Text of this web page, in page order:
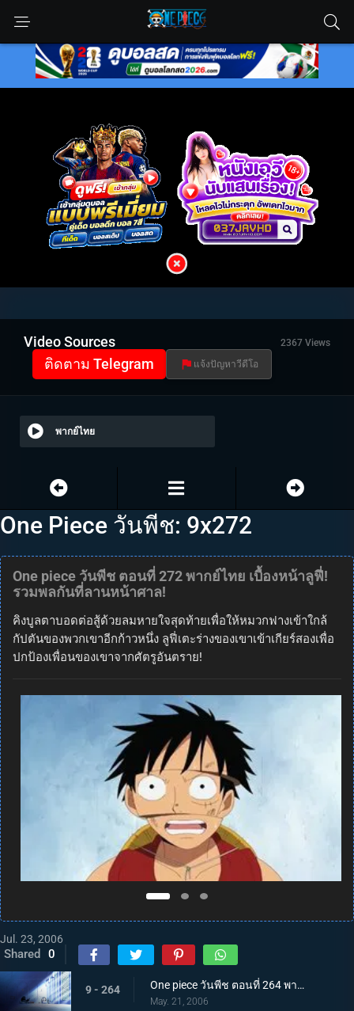
Video Sources 2367 Views
ติดตาม Telegram แจ้งปัญหาวีดีโอ
พากย์ไทย
One Piece วันพีช: 9x272
One piece วันพีช ตอนที่ 272 พากย์ไทย เบื้องหน้าลูฟี่!
รวมพลกันที่ลานหน้าศาล!
คิงบูลตาบอดต่อสู้ด้วยลมหายใจสุดท้ายเพื่อให้หมวกฟางเข้าใกล้
กัปตันของพวกเขาอีกก้าวหนึ่ง ลูฟี่เตะร่างของเขาเข้าเกียร์สองเพื่อ
ปกป้องเพื่อนของเขาจากศัตรูอันตราย!
Jul. 23, 2006
Shared 0
9 - 264 One piece วันพีช ตอนที่ 264 พากย์ไทย การจู่โจมเริ่มต้น! โจรสลัดหมวกฟางบุกเข้ามา!
May. 21, 2006